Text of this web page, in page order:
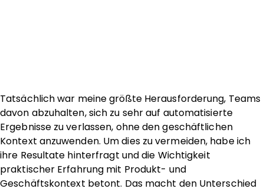
Tatsächlich war meine größte Herausforderung, Teams
davon abzuhalten, sich zu sehr auf automatisierte
Ergebnisse zu verlassen, ohne den geschäftlichen
Kontext anzuwenden. Um dies zu vermeiden, habe ich
ihre Resultate hinterfragt und die Wichtigkeit
praktischer Erfahrung mit Produkt- und
Geschäftskontext betont. Das macht den Unterschied